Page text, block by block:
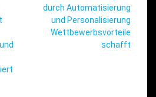
durch Automatisierung
und Personalisierung
Wettbewerbsvorteile
schafft